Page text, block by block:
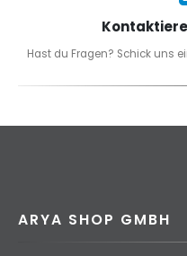
Hast du Fragen? Schick uns
ARYA SHOP GMBH